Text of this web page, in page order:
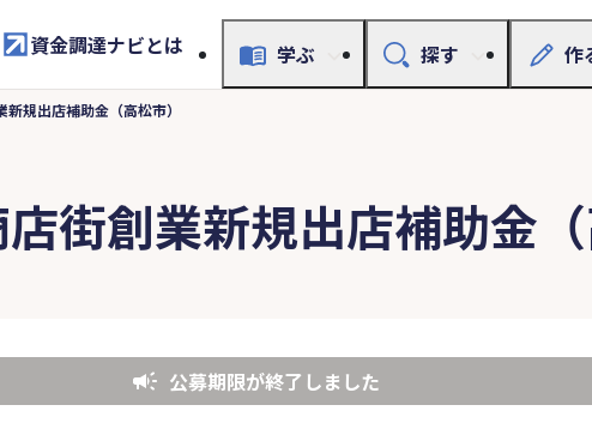
資金調達ナビとは 学ぶ 探す 作
規出店補助金（高松市）
街創業新規出店補助金（
公募期限が終了しました